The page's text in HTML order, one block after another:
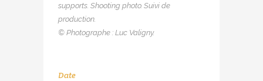
supports. Shooting photo. Suivi de
production.
© Photographe : Luc Valigny.
Date